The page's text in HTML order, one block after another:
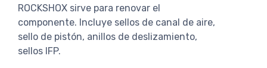
ROCKSHOX sirve para renovar el
componente. Incluye sellos de canal de aire,
sello de pistón, anillos de deslizamiento,
sellos IFP.